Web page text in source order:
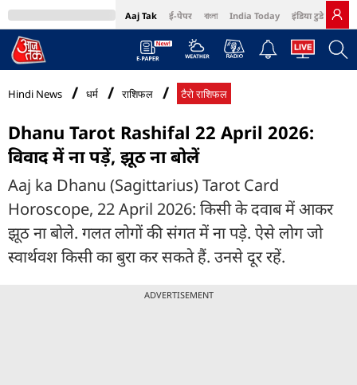
Aaj Tak ई-पेपर বাংলা India Today इंडिया टुडे हिंदी
MumbaiTak Cosmopolitan Harper's Bazaar Northeast
Hindi News धर्म राशिफल टैरो राशिफल
Dhanu Tarot Rashifal 22 April 2026:
विवाद में ना पड़ें, झूठ ना बोलें
Aaj ka Dhanu (Sagittarius) Tarot Card
Horoscope, 22 April 2026: किसी के दवाब में आकर
झूठ ना बोले. गलत लोगों की संगत में ना पड़े. ऐसे लोग जो
स्वार्थवश किसी का बुरा कर सकते हैं. उनसे दूर रहें.
ADVERTISEMENT